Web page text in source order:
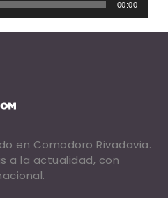
00:00
en Comodoro Rivadavia.
a la actualidad, con